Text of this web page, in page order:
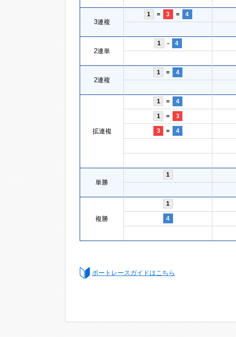
3連複
1 = 3 = 4
2連単
1 - 4
2連複
1 = 4
拡連複
1 = 4
1 = 3
3 = 4
単勝
1
複勝
1
4
ボートレースガイドはこちら